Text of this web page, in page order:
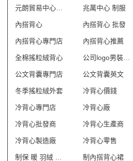
兆萬中心 制服
內搭背心 內搭背心 批發
內搭背心專門店 內搭背心推薦
全棉搖粒絨背心 公司logo男裝背心
公文背囊專門店 公文背囊英文
冬季搖粒絨外套 冷背心價錢
冷背心專門店 冷背心廠
冷背心批發商 冷背心生產商
冷背心製造廠 冷背心零售
制內搭背心裙